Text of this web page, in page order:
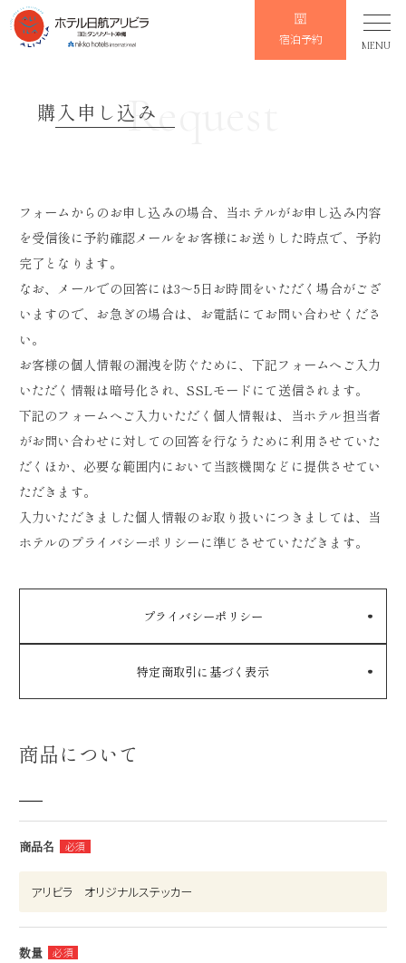
宿泊予約 MENU
Request
購入申し込み
フォームからのお申し込みの場合、当ホテルがお申し込み内容
を受信後に予約確認メールをお客様にお送りした時点で、予約
完了となります。
なお、メールでの回答には3～5日お時間をいただく場合がござ
いますので、お急ぎの場合は、お電話にてお問い合わせくださ
い。
お客様の個人情報の漏洩を防ぐために、下記フォームへご入力
いただく情報は暗号化され、SSLモードにて送信されます。
下記のフォームへご入力いただく個人情報は、当ホテル担当者
がお問い合わせに対しての回答を行なうために利用させていた
だくほか、必要な範囲内において当該機関などに提供させてい
ただきます。
入力いただきました個人情報のお取り扱いにつきましては、当
ホテルのプライバシーポリシーに準じさせていただきます。
プライバシーポリシー
特定商取引に基づく表示
商品について
商品名
数量